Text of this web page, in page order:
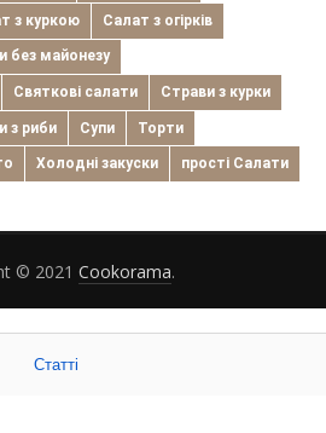
з куркою Салат з огірків
без майонезу
Святкові салати Страви з курки
з риби Супи Торти
Холодні закуски прості Салати
© 2021 Cookorama.
Статті